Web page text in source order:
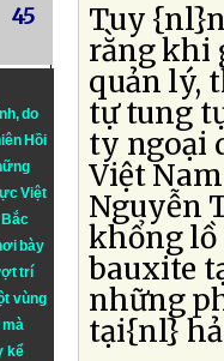
45
, do
Hồi
Việt
Bắc
bày
trí
vùng
mà
kể
Tuy
rằng khi
quản lý,
tự tung
ty ngoại
Việt
Nguyễn
khổng lồ
bauxite
những
tại{nl}